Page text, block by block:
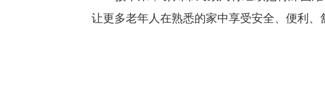
让更多老年人在熟悉的家中享受安全、便利、